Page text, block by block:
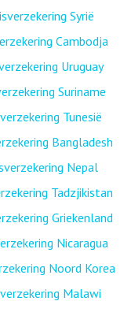
Syrië
Cambodja
Uruguay
Suriname
Tunesië
Bangladesh
Nepal
Tadzjikistan
Griekenland
Nicaragua
Noord Korea
Malawi